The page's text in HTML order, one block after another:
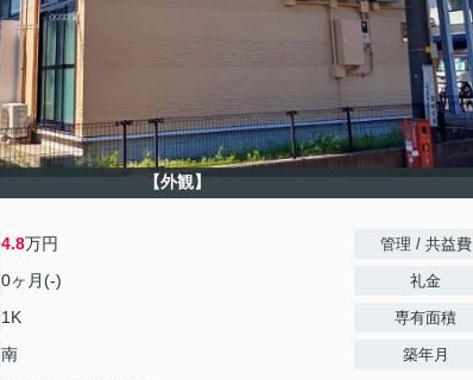
【外観】
4.8万円
0ヶ月(-)
1K
南
管理 / 共益費
礼金
専有面積
築年月